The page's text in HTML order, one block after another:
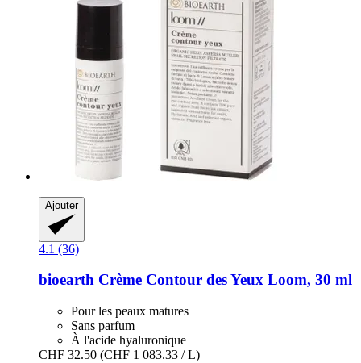
Ajouter
4.1 (36)
bioearth Crème Contour des Yeux Loom, 30 ml
Pour les peaux matures
Sans parfum
À l'acide hyaluronique
CHF 32.50 (CHF 1 083.33 / L)